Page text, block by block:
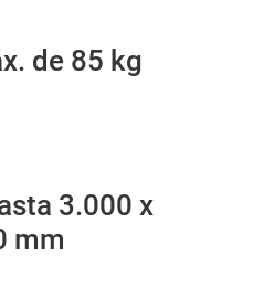
de 85 kg
3.000 x
mm